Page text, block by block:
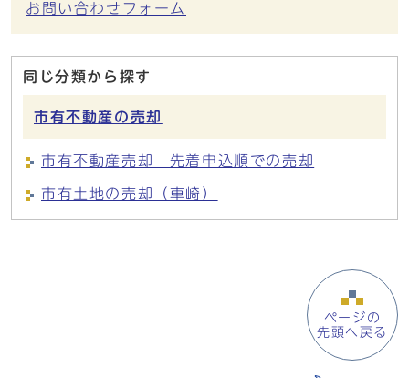
お問い合わせフォーム
同じ分類から探す
市有不動産の売却
市有不動産売却 先着申込順での売却
市有土地の売却（車崎）
ページの
先頭へ戻る